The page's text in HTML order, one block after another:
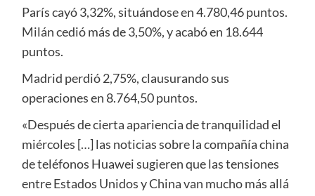
París cayó 3,32%, situándose en 4.780,46 puntos.
Milán cedió más de 3,50%, y acabó en 18.644
puntos.
Madrid perdió 2,75%, clausurando sus
operaciones en 8.764,50 puntos.
«Después de cierta apariencia de tranquilidad el
miércoles […] las noticias sobre la compañía china
de teléfonos Huawei sugieren que las tensiones
entre Estados Unidos y China van mucho más allá